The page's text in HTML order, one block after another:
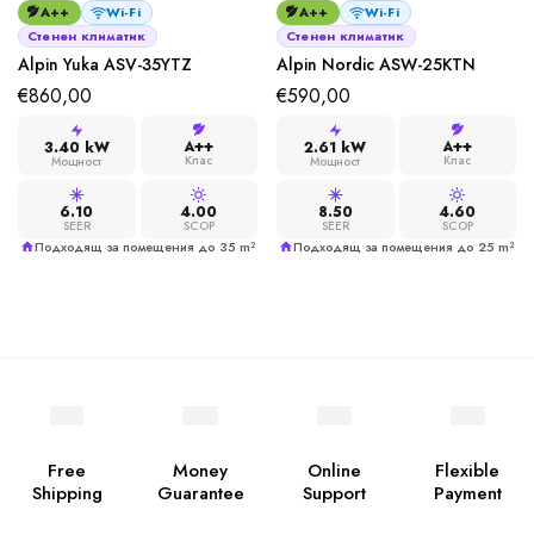
A++
Wi-Fi
Стенен климатик
Alpin Yuka ASV-35YTZ
€860,00
3.40 kW
Мощност
A++
Клас
6.10
SEER
4.00
SCOP
Подходящ за помещения до 35 m²
A++
Wi-Fi
Стенен климатик
Alpin Nordic ASW-25KTN
€590,00
2.61 kW
Мощност
A++
Клас
8.50
SEER
4.60
SCOP
Подходящ за помещения до 25 m²
Free
Shipping
Money
Guarantee
Online
Support
Flexible
Payment